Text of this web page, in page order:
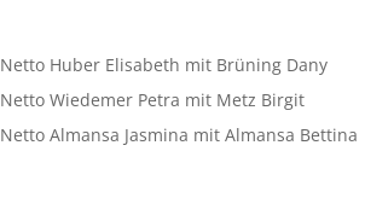
Netto Huber Elisabeth mit Brüning
Netto Wiedemer Petra mit Metz
Netto Almansa Jasmina mit Almansa